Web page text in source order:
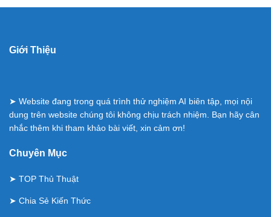
Giới Thiệu
➤ Website đang trong quá trình thử nghiệm AI biên tập, mọi nội
dung trên website chúng tôi không chịu trách nhiệm. Bạn hãy cân
nhắc thêm khi tham khảo bài viết, xin cảm ơn!
Chuyên Mục
➤ TOP Thủ Thuật
➤ Chia Sẻ Kiến Thức